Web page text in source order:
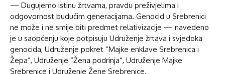
— Dugujemo istinu žrtvama, pravdu preživjelima i
odgovornost budućim generacijama. Genocid u Srebrenici
ne može i ne smije biti predmet relativizacije — navedeno
je u saopćenju koje potpisuju Udruženje žrtava i svjedoka
genocida, Udruženje pokret “Majke enklave Srebrenica i
Žepa”, Udruženje “Žena podrinja”, Udruženje Majke
Srebrenice i Udruženje Žene Srebrenice.